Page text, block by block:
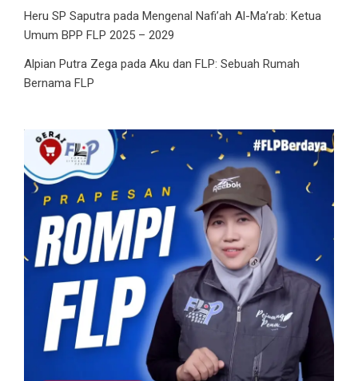
Heru SP Saputra pada Mengenal Nafi’ah Al-Ma’rab: Ketua
Umum BPP FLP 2025 – 2029
Alpian Putra Zega pada Aku dan FLP: Sebuah Rumah
Bernama FLP